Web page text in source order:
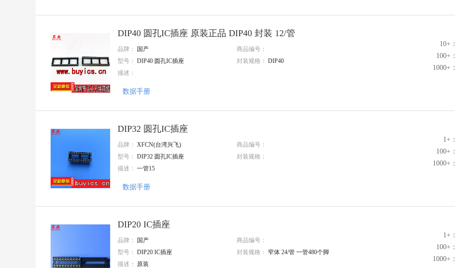
卓睿
TYCO
Ckmtw(灿科盟)
惠华
JAMICON(台湾凯美)
SAMYOUNG(韩国三莹)
HUAWEI(华威集团)
ABLIC(艾普凌科)
精拓金
AMS
GANGYUAN(港源)
CYPRESS(赛普拉斯)
DIP40 圆孔IC插座 原装正品 DIP40 封装 12/管
品牌： 国产
商品编号：
型号： DIP40 圆孔IC插座 封装规格： DIP40
描述：
数据手册
10+：
100+：
1000+：
DIP32 圆孔IC插座
品牌： XFCN(台湾兴飞)
商品编号：
型号： DIP32 圆孔IC插座
封装规格：
描述： 一管15
数据手册
1+：
100+：
1000+：
DIP20 IC插座
品牌： 国产
商品编号：
型号： DIP20 IC插座 封装规格：
窄体 24/管 一管480个脚
描述：
原装
1+：
100+：
1000+：